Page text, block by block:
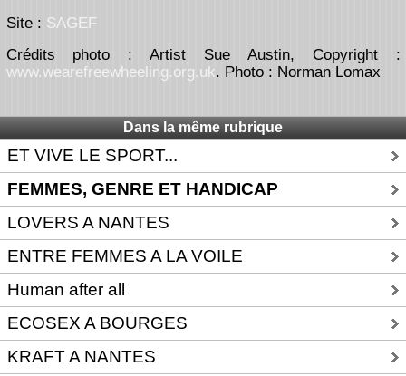
Site : SAGEF
Crédits photo : Artist Sue Austin, Copyright :
www.wearefreewheeling.org.uk. Photo : Norman Lomax
Dans la même rubrique
ET VIVE LE SPORT...
FEMMES, GENRE ET HANDICAP
LOVERS A NANTES
ENTRE FEMMES A LA VOILE
Human after all
ECOSEX A BOURGES
KRAFT A NANTES